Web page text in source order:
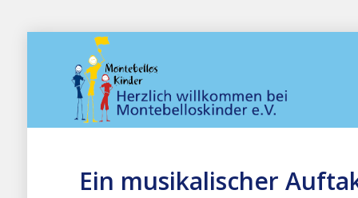
Ein musikalischer